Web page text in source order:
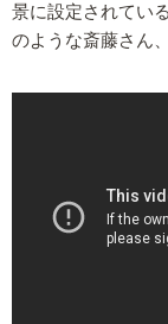
景に設定されてい
のような斎藤さん